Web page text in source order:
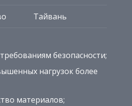
Тайвань
безопасности;
нагрузок более
материалов;